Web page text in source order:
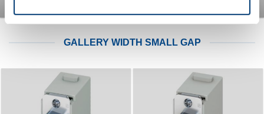
GALLERY WIDTH SMALL GAP